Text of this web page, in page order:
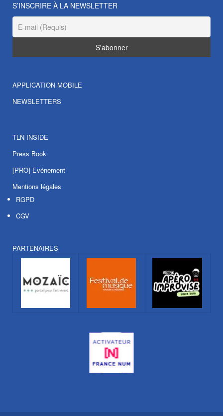
S’INSCRIRE À LA NEWSLETTER
APPLICATION MOBILE
NEWSLETTERS
TLN INSIDE
Press Book
[PRO] Evénement
Mentions légales
RGPD
CGV
PARTENAIRES